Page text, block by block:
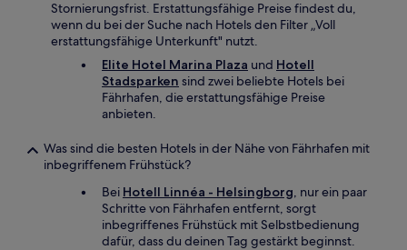
Stornierungsfrist. Erstattungsfähige Preise findest du,
wenn du bei der Suche nach Hotels den Filter „Voll
erstattungsfähige Unterkunft" nutzt.
Elite Hotel Marina Plaza und Hotell
Stadsparken sind zwei beliebte Hotels bei
Fährhafen, die erstattungsfähige Preise
anbieten.
Was sind die besten Hotels in der Nähe von Fährhafen mit
inbegriffenem Frühstück?
Bei Hotell Linnéa - Helsingborg, nur ein paar
Schritte von Fährhafen entfernt, sorgt
inbegriffenes Frühstück mit Selbstbedienung
dafür, dass du deinen Tag gestärkt beginnst.